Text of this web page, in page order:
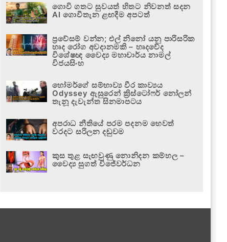
ගොවි ගතට සුවයත් හිතට නිවනත් සදන
AI ගොවිතැන ළඟදීම අපටත්
ප්‍රවේසම් වන්න; එල් නිනෝ යනු පාරිසරික
හෘද රෝග අවදානමකි – හෘදවේද
විශේෂඥ වෛද්‍ය මහාචාර්ය නාමල්
විජයසිංහ
හෝමර්ගේ සම්භාව්‍ය වීර කාව්‍යය
Odyssey ඇසුරෙන් ක්‍රිස්ටෝෆර් නෝලන්
තැනූ දැවැන්ත සිනමාපටය
අපරාධ නීතියේ පරම පදනම හෙවත්
වරදට සරිලන දඬුවම
කුස තුළ සැඟවුණු නොනිදන කම්හල –
වෛද්‍ය සුගත් විජේවර්ධන